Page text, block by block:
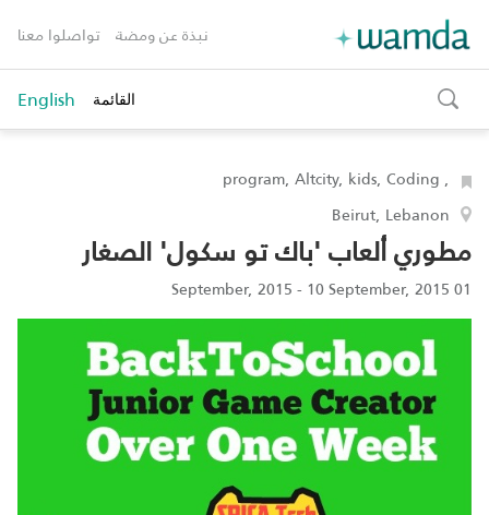
نبذة عن ومضة تواصلوا معنا
toggle
search
القائمة English
, program, Altcity, kids, Coding
Beirut, Lebanon
مطوري ألعاب 'باك تو سكول' الصغار
01 September, 2015 - 10 September, 2015